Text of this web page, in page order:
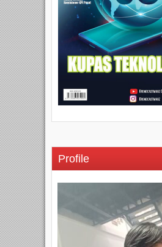
Profile